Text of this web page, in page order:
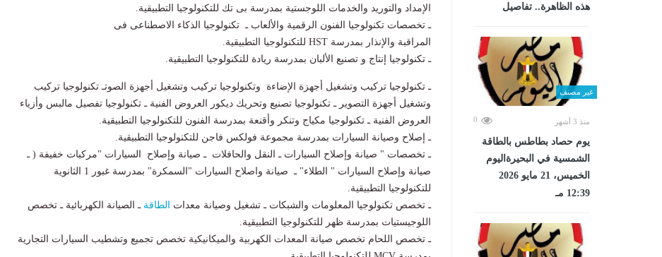
هذه الظاهرة.. تفاصيل
غير مصنف
منذ 3 أشهر 0
يوم حصاد بطاطس بالطاقة
الشمسية في البحيرةاليوم
الخميس، 21 مايو 2026
12:39 مـ
الإمداد والتوريد والخدمات اللوجستية بمدرسة بى تك للتكنولوجيا التطبيقية.
ـ تخصصات تكنولوجيا الفنون الرقمية والألعاب ـ تكنولوجيا الذكاء الاصطناعى فى
المراقبة والإنذار بمدرسة HST للتكنولوجيا التطبيقية.
ـ تكنولوجيا إنتاج و تصنيع الألبان بمدرسة ريادة للتكنولوجيا التطبيقية.
ـ تكنولوجيا تركيب وتشغيل أجهزة الإضاءة وتكنولوجيا تركيب وتشغيل أجهزة الصوتـ تكنولوجيا تركيب
وتشغيل أجهزة التصوير ـ تكنولوجيا تصنيع وتحريك ديكور العروض الفنية ـ تكنولوجيا تفصيل مالبس وأزياء
العروض الفنية ـ تكنولوجيا مكياج وتنكر وأقنعة بمدرسة الفنون للتكنولوجيا التطبيقية.
ـ إصلاح وصيانة السيارات بمدرسة مجموعة فولكس فاجن للتكنولوجيا التطبيقية.
ـ تخصصات " صيانة وإصلاح السيارات ـ النقل والحافلات ـ صيانة وإصلاح السيارات "مركبات خفيفة ( ـ
صيانة وإصلاح السيارات " الطلاء" ـ صيانة واصلاح السيارات "السمكرة" بمدرسة غبور 1 الثانوية
للتكنولوجيا التطبيقية.
ـ تخصص تكنولوجيا المعلومات والشبكات ـ تشغيل وصيانة معدات
الطاقة ـ الصيانة الكهربائية ـ تخصص
اللوجيستيات بمدرسة ظهر للتكنولوجيا التطبيقية.
ـ تخصص اللحام تخصص صيانة المعدات الكهربية والميكانيكية تخصص تجميع وتشطيب السيارات التجارية